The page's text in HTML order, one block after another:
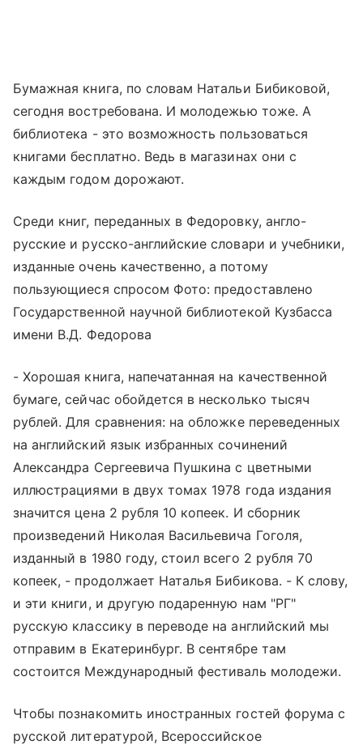
Бумажная книга, по словам Натальи Бибиковой,
сегодня востребована. И молодежью тоже. А
библиотека - это возможность пользоваться
книгами бесплатно. Ведь в магазинах они с
каждым годом дорожают.
Среди книг, переданных в Федоровку, англо-
русские и русско-английские словари и учебники,
изданные очень качественно, а потому
пользующиеся спросом Фото: предоставлено
Государственной научной библиотекой Кузбасса
имени В.Д. Федорова
- Хорошая книга, напечатанная на качественной
бумаге, сейчас обойдется в несколько тысяч
рублей. Для сравнения: на обложке переведенных
на английский язык избранных сочинений
Александра Сергеевича Пушкина с цветными
иллюстрациями в двух томах 1978 года издания
значится цена 2 рубля 10 копеек. И сборник
произведений Николая Васильевича Гоголя,
изданный в 1980 году, стоил всего 2 рубля 70
копеек, - продолжает Наталья Бибикова. - К слову,
и эти книги, и другую подаренную нам "РГ"
русскую классику в переводе на английский мы
отправим в Екатеринбург. В сентябре там
состоится Международный фестиваль молодежи.
Чтобы познакомить иностранных гостей форума с
русской литературой, Всероссийское